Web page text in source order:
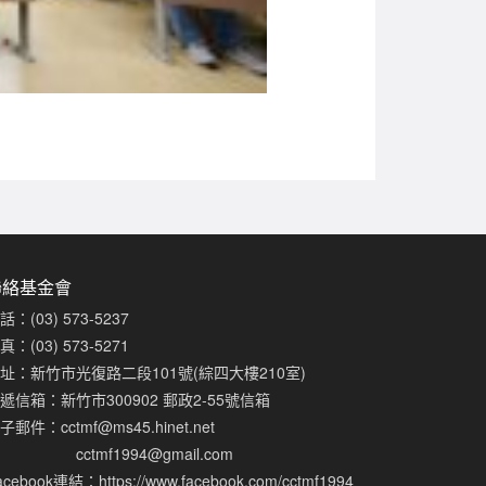
基金會
：(03) 573-5237
：(03) 573-5271
：新竹市光復路二段101號(綜四大樓210室)
信箱：新竹市300902 郵政2-55號信箱
郵件： cctmf@ms45.hinet.net
cctmf1994@gmail.com
連結： https://www.facebook.com/cctmf1994